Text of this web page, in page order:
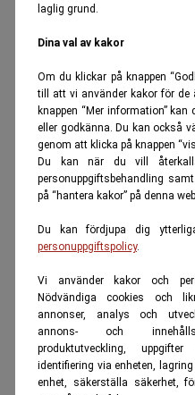
laglig grund.
Dina val av kakor
Om du klickar på knappen
till att vi använder kakor för
knappen “Mer information”
eller godkänna. Du kan också
genom att klicka på knappen
Du kan när du vill
personuppgiftsbehandling
på “hantera kakor” på denna
Du kan fördjupa dig
personuppgiftspolicy.
Vi använder kakor och
Nödvändiga cookies och
annonser, analys och
annons- och
produktutveckling,
identifiering via enheten,
enhet, säkerställa säkerhet,